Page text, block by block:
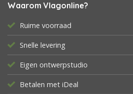
Waarom Vlagonline?
Ruime voorraad
Snelle levering
Eigen ontwerpstudio
Betalen met iDeal